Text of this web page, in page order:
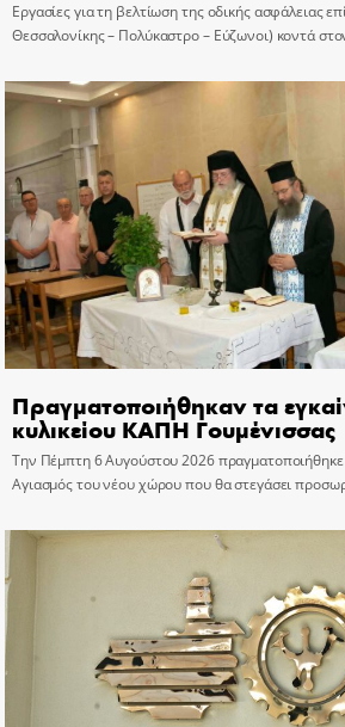
Εργασίες για τη βελτίωση της οδικής ασφάλειας
Θεσσαλονίκης – Πολύκαστρο – Εύζωνοι) κοντά
Πραγματοποιήθηκαν τα
κυλικείου ΚΑΠΗ Γουμένισσας
Την Πέμπτη 6 Αυγούστου 2026
Αγιασμός του νέου χώρου που θα στεγάσει